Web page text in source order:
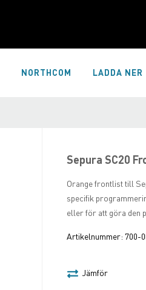
NORTHCOM LADDA NER
Sepura SC20
Orange frontlist till
specifik
eller för att göra den
Artikelnummer: 700-
Jämför